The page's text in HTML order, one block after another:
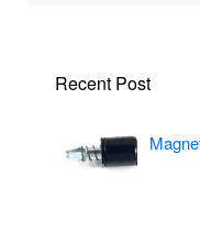
Recent Post